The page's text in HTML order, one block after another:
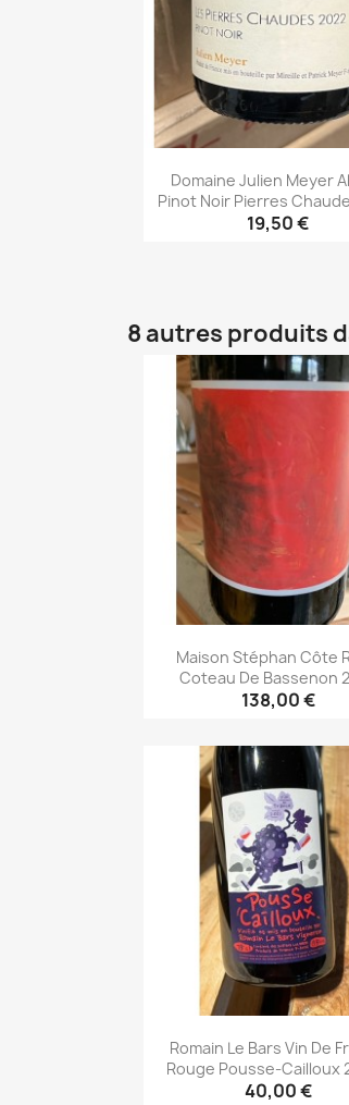
Domaine Julien Meyer
Pinot Noir Pierres
19,50 €
8 autres produits
Maison Stéphan Côte
Coteau De Bassenon
138,00 €
Aperçu
Romain Le Bars Vin De
Rouge Pousse-Cailloux
40,00 €